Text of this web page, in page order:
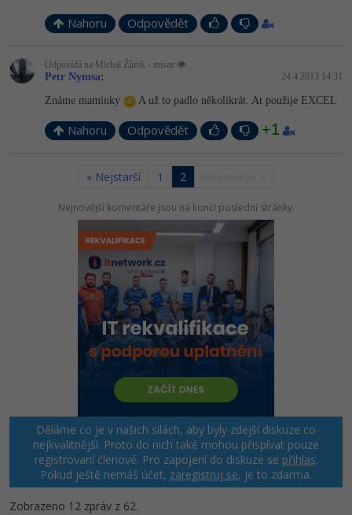
Nahoru Odpovědět
Odpovídá na Michal Žůrek - misaz
Petr Nymsa: 24.4.2013 14:31
Známe maminky A už to padlo několikrát. At použije EXCEL
Nahoru Odpovědět +1
« Nejstarší 1 2
Nejnovější komentáře jsou na konci poslední stránky.
Děláme co je v našich silách, aby byly zdejší diskuze co
nejkvalitnější. Proto do nich také mohou přispívat pouze
registrovaní členové. Pro zapojení do diskuze se přihlas.
Pokud ještě nemáš účet, zaregistruj se, je to zdarma.
Zobrazeno 12 zpráv z 62.